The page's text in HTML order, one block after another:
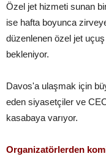
Özel jet hizmeti sunan
ise hafta boyunca
düzenlenen özel jet uçuş
bekleniyor.
Davos'a ulaşmak için
eden siyasetçiler ve
kasabaya varıyor.
Organizatörlerden